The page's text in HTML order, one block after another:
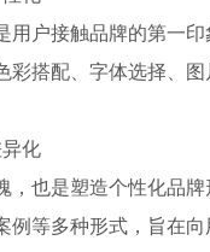
用户接触品牌的第一
彩搭配、字体选择、
化
，也是塑造个性化品
例等多种形式，旨在